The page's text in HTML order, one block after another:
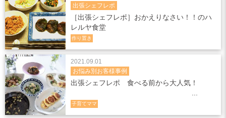
［出張シェフレポ］おかえりなさい！！のハ
レルヤ食堂
出張シェフレポ
作り置き
出張シェフレポ 食べる前から大人気！
お悩み別お客様事例
2021.09.01
子育てママ